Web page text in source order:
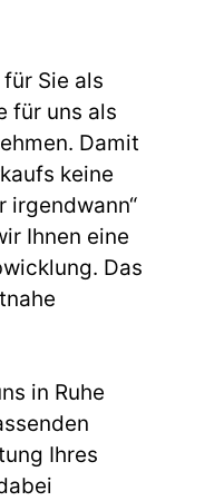
Sie als
für uns als
Damit
keine
irgendwann“
Ihnen eine
Das
in Ruhe
Ihres